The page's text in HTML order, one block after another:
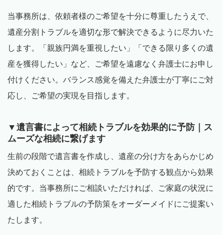
当事務所は、依頼者様のご希望を十分に尊重したうえで、
遺産分割トラブルを適切な形で解決できるように尽力いた
します。「親族円満を重視したい」「できる限り多くの遺
産を獲得したい」など、ご希望を遠慮なく弁護士にお申し
付けください。バランス感覚を備えた弁護士が丁寧にご対
応し、ご希望の実現を目指します。
▼遺言書によって相続トラブルを効果的に予防｜ス
ムーズな相続に繋げます
生前の段階で遺言書を作成し、遺産の分け方をあらかじめ
決めておくことは、相続トラブルを予防する観点から効果
的です。当事務所にご相談いただければ、ご家庭の状況に
適した相続トラブルの予防策をオーダーメイドにご提案い
たします。